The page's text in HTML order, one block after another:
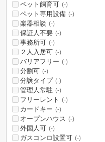
ペット飼育可 (-)
ペット専用設備 (-)
楽器相談 (-)
保証人不要 (-)
事務所可 (-)
２人入居可 (-)
バリアフリー (-)
分割可 (-)
分譲タイプ (-)
管理人常駐 (-)
フリーレント (-)
カードキー (-)
オープンハウス (-)
外国人可 (-)
ガスコンロ設置可 (-)